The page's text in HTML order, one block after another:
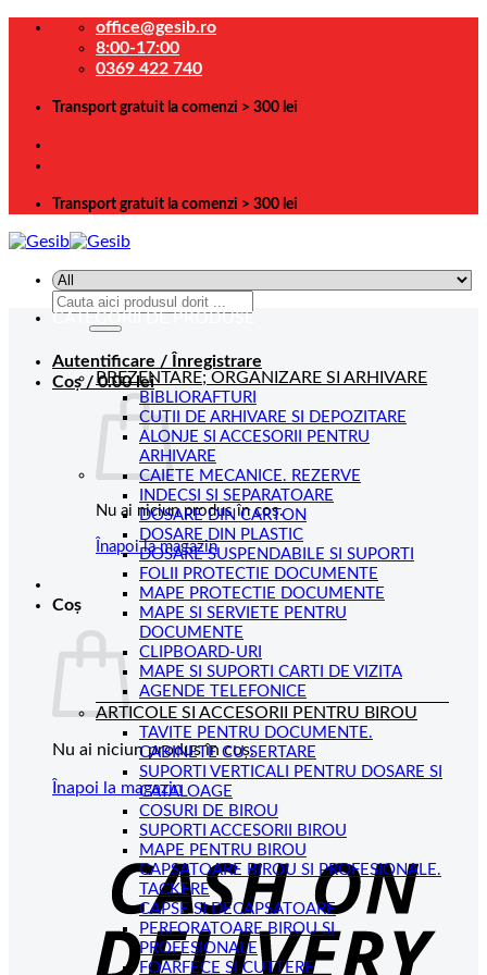
Skip
office@gesib.ro
8:00-17:00
0369 422 740
Transport gratuit la comenzi > 300 lei
Transport gratuit la comenzi > 300 lei
Caută
Autentificare / Înregistrare
Coș /0.00lei
Nu ai niciun produs în coș.
Înapoi la magazin
Coș
Nu ai niciun produs în coș.
Înapoi la magazin
CATEGORII DE PRODUSE
PREZENTARE; ORGANIZARE SI ARHIVARE
BIBLIORAFTURI
CUTII DE ARHIVARE SI DEPOZITARE
ALONJE SI ACCESORII PENTRU
ARHIVARE
CAIETE MECANICE. REZERVE
INDECSI SI SEPARATOARE
DOSARE DIN CARTON
DOSARE DIN PLASTIC
DOSARE SUSPENDABILE SI SUPORTI
FOLII PROTECTIE DOCUMENTE
MAPE PROTECTIE DOCUMENTE
MAPE SI SERVIETE PENTRU
DOCUMENTE
CLIPBOARD-URI
MAPE SI SUPORTI CARTI DE VIZITA
AGENDE TELEFONICE
ARTICOLE SI ACCESORII PENTRU BIROU
TAVITE PENTRU DOCUMENTE.
CABINETE CU SERTARE
SUPORTI VERTICALI PENTRU DOSARE SI
CATALOAGE
COSURI DE BIROU
SUPORTI ACCESORII BIROU
MAPE PENTRU BIROU
CAPSATOARE BIROU SI PROFESIONALE.
TACKERE
CAPSE SI DECAPSATOARE
PERFORATOARE BIROU SI
PROFESIONALE
FOARFECE SI CUTTERE